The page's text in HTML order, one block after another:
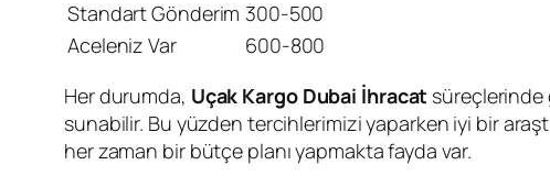
Standart Gönderim 300-500
Aceleniz Var
600-800
Her durumda, Uçak Kargo Dubai İhracat süreçlerinde
sunabilir. Bu yüzden tercihlerimizi yaparken iyi bir
her zaman bir bütçe planı yapmakta fayda var.